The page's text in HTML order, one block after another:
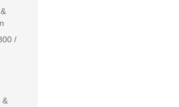
/
&